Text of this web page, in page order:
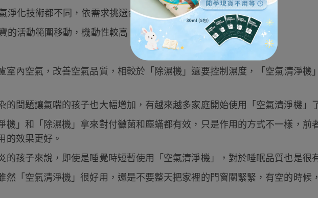
淨化技術都不同，依需求挑選合適的機型。
活動範圍移動，機動性較高。
室內空氣，改善空氣品質，相較於「除濕機」還要控制濕度，
「空氣清淨
的問題讓氣喘的孩子也大幅增加，有越來越多家庭開始使用「空氣清淨機」
機」和「除濕機」拿來對付黴菌和塵蟎都有效，只是作用的方式不一樣，
的效果更好。
的孩子來說，即使是睡覺時短暫使用「空氣清淨機」，對於睡眠品質也是很
然「空氣清淨機」很好用，還是不要整天把家裡的門窗關緊緊，有空的時